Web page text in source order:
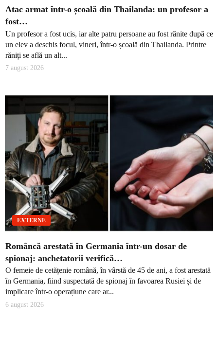
Atac armat într-o școală din Thailanda: un profesor a
fost…
Un profesor a fost ucis, iar alte patru persoane au fost rănite după ce
un elev a deschis focul, vineri, într-o școală din Thailanda. Printre
răniți se află un alt...
7 august 2026
EXTERNE
Româncă arestată în Germania într-un dosar de
spionaj: anchetatorii verifică…
O femeie de cetățenie română, în vârstă de 45 de ani, a fost arestată
în Germania, fiind suspectată de spionaj în favoarea Rusiei și de
implicare într-o operațiune care ar...
6 august 2026